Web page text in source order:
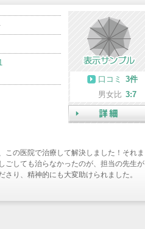
口コミ
3件
男女比 3:7
この医院で治療して解決しました！それま
ごしても治らなかったのが、担当の先生が
り、精神的にも大変助けられました。